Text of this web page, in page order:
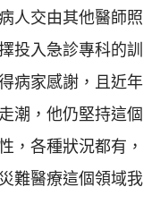
人交由其他醫師照
投入急診專科的訓
病家感謝，且近年
潮，他仍堅持這個
，各種狀況都有，
難醫療這個領域我